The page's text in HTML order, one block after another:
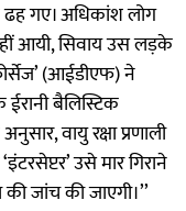
गए। अधिकांश लोग
आयी, सिवाय उस लड़के
(आईडीएफ) ने
बैलिस्टिक
वायु रक्षा प्रणाली
उसे मार गिराने
जांच की जाएगी।’’